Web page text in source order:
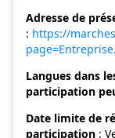
Adresse de
: https://
Langues dans
participation
Date limite de
participation :